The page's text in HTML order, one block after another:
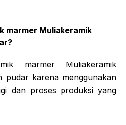
marmer Muliakeramik
marmer Muliakeramik
pudar karena menggunakan
dan proses produksi yang